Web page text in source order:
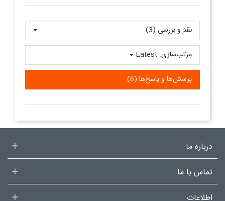
نقد و بررسی‌‌ (3)
پرسش‌ها و پاسخ‌ها (6)
مرتب‌سازی: Latest
درباره ما
تماس با ما